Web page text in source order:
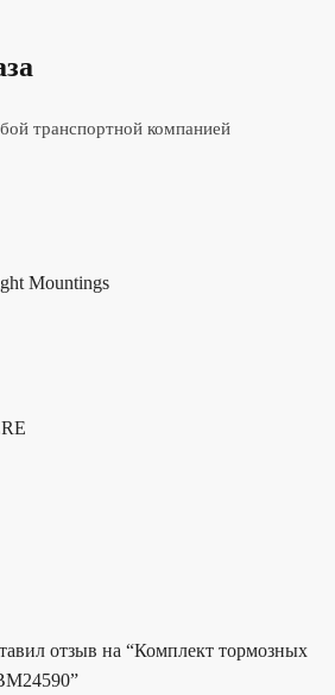
транспортной компанией
Mountings
отзыв на “Комплект тормозных